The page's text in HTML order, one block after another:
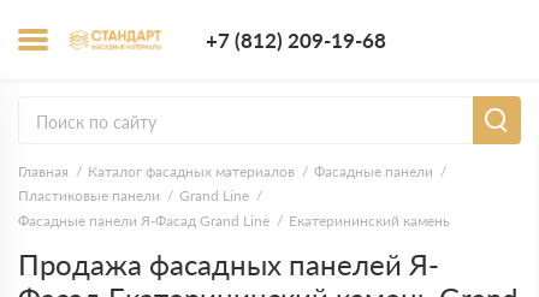
+7 (812) 209-19-68
Главная Каталог фасадных материалов
Фасадные панели
Пластиковые панели
Grand Line
Фасадные панели Я-Фасад Grand Line
Екатерининский камень
Продажа фасадных панелей Я-